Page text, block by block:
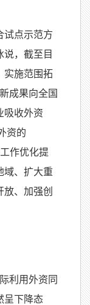
试点示范方
说，截至目
实施范围拓
成果向全国
吸收外资
资的
作优化提
域、扩大重
放、加强创
利用外资同
呈下降态